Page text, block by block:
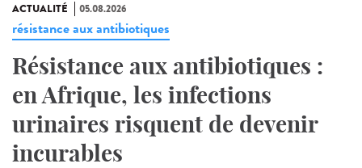
ACTUALITÉ 05.08.2026
résistance aux antibiotiques
Résistance aux antibiotiques :
en Afrique, les infections
urinaires risquent de devenir
incurables